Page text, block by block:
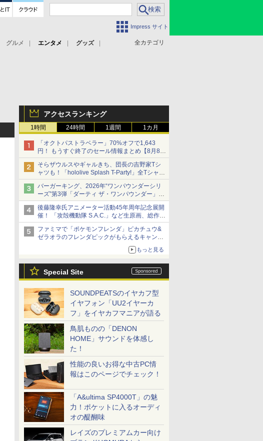
Impress サイト
全カテゴリ
グルメ エンタメ
グッズ
アクセスランキング
1時間 24時間 1週間 1カ月
「オクトパストラベラー」70%オフで1,643
円！ もうすぐ終了のセール情報まとめ【8月8日
更新】
ニンテンドーeショップでは「大神 絶景版」が
67%オフで990円
そらザウルスやギャルきち、団長の吉野家Tシ
ャツも！「hololive Splash T-Party!」全Tシャツ
ラインナップ公開＆オンライン販売開始
バーガーキング、2026年“ワンパウンダーシリ
ーズ”第3弾「ダーティ ザ・ワンパウンダー」を
8月7日発売
「特製ガーリックマヨソース」を使用した超大
型チーズバーガー
後藤隆幸氏アニメーター活動45年周年記念展開
催！ 「攻殻機動隊 S.A.C.」など生原画、総作画
監督修正が展示
ファミマで「ポケモンフレンダ」ピカチュウ&
ゼラオラのフレンダピックがもらえるキャンペ
もっと見る
Special Site
SOUNDPEATSのイヤカフ型
イヤフォン「UU2イヤーカ
フ」をイヤカフマニアが語る
鳥肌ものの「DENON
HOME」サウンドを体感し
た！
性能の良いお得な中古PC情
報はこのページでチェック！
「A&ultima SP4000T」の魅
力！ポケットに入るオーディ
オの醍醐味
レイズのプレミアムカー向け